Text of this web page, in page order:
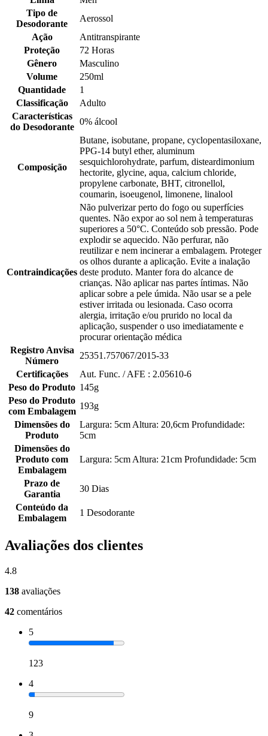
Tipo de
Desodorante
Aerossol
Ação
Antitranspirante
Proteção
72 Horas
Gênero
Masculino
Volume
250ml
Quantidade
1
Classificação
Adulto
Características
do Desodorante
0% álcool
Composição
Butane, isobutane, propane, cyclopentasiloxane,
PPG-14 butyl ether, aluminum
sesquichlorohydrate, parfum, disteardimonium
hectorite, glycine, aqua, calcium chloride,
propylene carbonate, BHT, citronellol,
coumarin, isoeugenol, limonene, linalool
Contraindicações
Não pulverizar perto do fogo ou superfícies
quentes. Não expor ao sol nem à temperaturas
superiores a 50°C. Conteúdo sob pressão. Pode
explodir se aquecido. Não perfurar, não
reutilizar e nem incinerar a embalagem. Proteger
os olhos durante a aplicação. Evite a inalação
deste produto. Manter fora do alcance de
crianças. Não aplicar nas partes íntimas. Não
aplicar sobre a pele úmida. Não usar se a pele
estiver irritada ou lesionada. Caso ocorra
alergia, irritação e/ou prurido no local da
aplicação, suspender o uso imediatamente e
procurar orientação médica
Registro Anvisa
Número
25351.757067/2015-33
Certificações
Aut. Func. / AFE : 2.05610-6
Peso do Produto 145g
Peso do Produto
com Embalagem
193g
Dimensões do
Produto
Largura: 5cm Altura: 20,6cm Profundidade:
5cm
Dimensões do
Produto com
Embalagem
Largura: 5cm Altura: 21cm Profundidade: 5cm
Prazo de
Garantia
30 Dias
Conteúdo da
Embalagem
1 Desodorante
Avaliações dos clientes
4.8
138 avaliações
42 comentários
5
123
4
9